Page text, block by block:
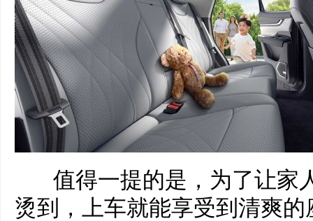
值得一提的是，为了让家
烫到，上车就能享受到清爽